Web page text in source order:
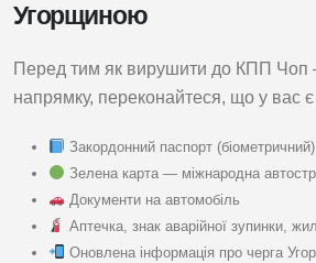
Угорщиною
Перед тим як вирушити до КПП Чоп
напрямку, переконайтеся, що у вас є
Закордонний паспорт (біометричний)
Зелена карта — міжнародна
Документи на автомобіль
Аптечка, знак аварійної зупинки,
Оновлена інформація про черга